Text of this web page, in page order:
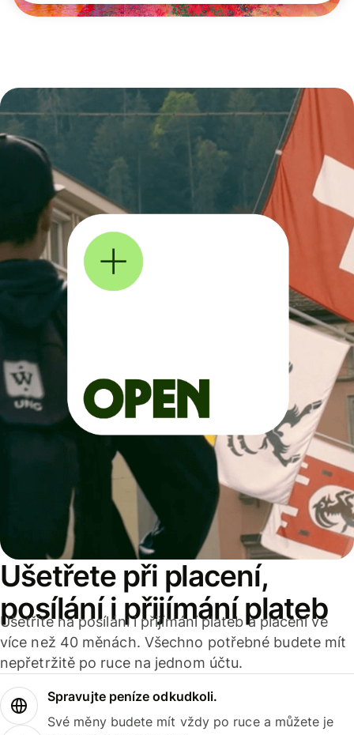
Ušetřete při placení,
posílání i přijímání plateb
Ušetříte na posílání i přijímání plateb a placení ve
více než 40 měnách. Všechno potřebné budete mít
nepřetržitě po ruce na jednom účtu.
Spravujte peníze odkudkoli.
Své měny budete mít vždy po ruce a můžete je